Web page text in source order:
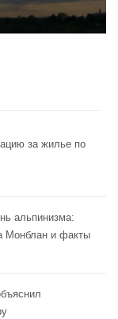
за жилье по
альпинизма:
Монблан и факты